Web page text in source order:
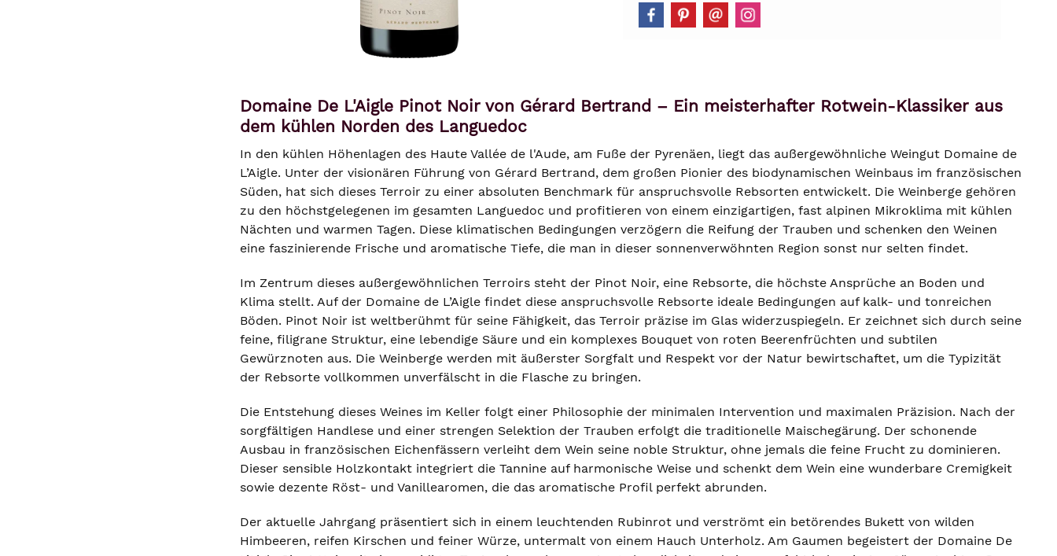
Domaine De L'Aigle Pinot Noir von Gérard Bertrand – Ein meisterhafter Rotwein-Klassiker aus
dem kühlen Norden des Languedoc
In den kühlen Höhenlagen des Haute Vallée de l'Aude, am Fuße der Pyrenäen, liegt das außergewöhnliche Weingut Domaine de
L’Aigle. Unter der visionären Führung von Gérard Bertrand, dem großen Pionier des biodynamischen Weinbaus im französischen
Süden, hat sich dieses Terroir zu einer absoluten Benchmark für anspruchsvolle Rebsorten entwickelt. Die Weinberge gehören
zu den höchstgelegenen im gesamten Languedoc und profitieren von einem einzigartigen, fast alpinen Mikroklima mit kühlen
Nächten und warmen Tagen. Diese klimatischen Bedingungen verzögern die Reifung der Trauben und schenken den Weinen
eine faszinierende Frische und aromatische Tiefe, die man in dieser sonnenverwöhnten Region sonst nur selten findet.
Im Zentrum dieses außergewöhnlichen Terroirs steht der Pinot Noir, eine Rebsorte, die höchste Ansprüche an Boden und
Klima stellt. Auf der Domaine de L’Aigle findet diese anspruchsvolle Rebsorte ideale Bedingungen auf kalk- und tonreichen
Böden. Pinot Noir ist weltberühmt für seine Fähigkeit, das Terroir präzise im Glas widerzuspiegeln. Er zeichnet sich durch seine
feine, filigrane Struktur, eine lebendige Säure und ein komplexes Bouquet von roten Beerenfrüchten und subtilen
Gewürznoten aus. Die Weinberge werden mit äußerster Sorgfalt und Respekt vor der Natur bewirtschaftet, um die Typizität
der Rebsorte vollkommen unverfälscht in die Flasche zu bringen.
Die Entstehung dieses Weines im Keller folgt einer Philosophie der minimalen Intervention und maximalen Präzision. Nach der
sorgfältigen Handlese und einer strengen Selektion der Trauben erfolgt die traditionelle Maischegärung. Der schonende
Ausbau in französischen Eichenfässern verleiht dem Wein seine noble Struktur, ohne jemals die feine Frucht zu dominieren.
Dieser sensible Holzkontakt integriert die Tannine auf harmonische Weise und schenkt dem Wein eine wunderbare Cremigkeit
sowie dezente Röst- und Vanillearomen, die das aromatische Profil perfekt abrunden.
Der aktuelle Jahrgang präsentiert sich in einem leuchtenden Rubinrot und verströmt ein betörendes Bukett von wilden
Himbeeren, reifen Kirschen und feiner Würze, untermalt von einem Hauch Unterholz. Am Gaumen begeistert der Domaine De